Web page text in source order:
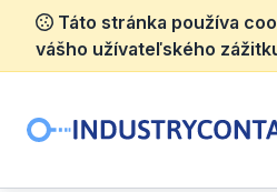
Táto stránka používa
vášho užívateľského